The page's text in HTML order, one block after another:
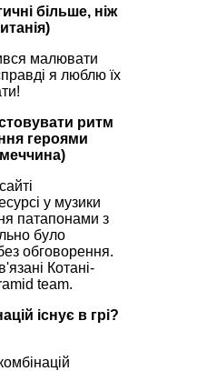
більше, ніж
малювати
я люблю їх
ритм
героями
у музики
патапонами з
було
обговорення.
Котані-
team.
існує в грі?